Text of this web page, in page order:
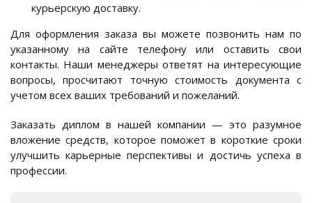
курьерскую доставку.
Для оформления заказа вы можете позвонить нам по
указанному на сайте телефону или оставить свои
контакты. Наши менеджеры ответят на интересующие
вопросы, просчитают точную стоимость документа с
учетом всех ваших требований и пожеланий.
Заказать диплом в нашей компании — это разумное
вложение средств, которое поможет в короткие сроки
улучшить карьерные перспективы и достичь успеха в
профессии.